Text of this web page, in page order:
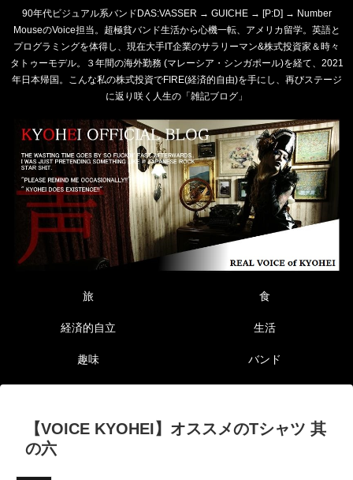
90年代ビジュアル系バンドDAS:VASSER → GUICHE → [P:D] → Number
MouseのVoice担当。超極貧バンド生活から心機一転、アメリカ留学。英語と
プログラミングを体得し、現在大手IT企業のサラリーマン&株式投資家＆時々
タトゥーモデル。３年間の海外勤務 (マレーシア・シンガポール)を経て、2021
年日本帰国。こんな私の株式投資でFIRE(経済的自由)を手にし、再びステージ
に返り咲く人生の「雑記ブログ」
旅 食
経済的自立 生活
趣味 バンド
【VOICE KYOHEI】オススメのTシャツ 其
の六